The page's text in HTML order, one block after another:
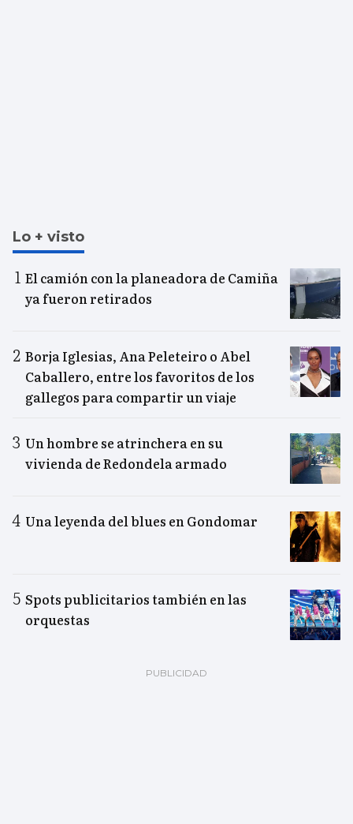
Lo + visto
El camión con la planeadora de Camiña
ya fueron retirados
Borja Iglesias, Ana Peleteiro o Abel
Caballero, entre los favoritos de los
gallegos para compartir un viaje
Un hombre se atrinchera en su
vivienda de Redondela armado
Una leyenda del blues en Gondomar
Spots publicitarios también en las
orquestas